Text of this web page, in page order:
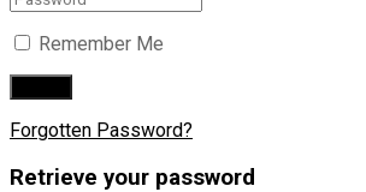
Remember Me
Forgotten Password?
Retrieve your password